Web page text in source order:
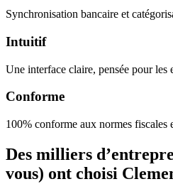
Synchronisation bancaire et
Intuitif
Une interface claire, pensée pour les
Conforme
100% conforme aux normes fiscales
Des milliers
vous) ont choisi